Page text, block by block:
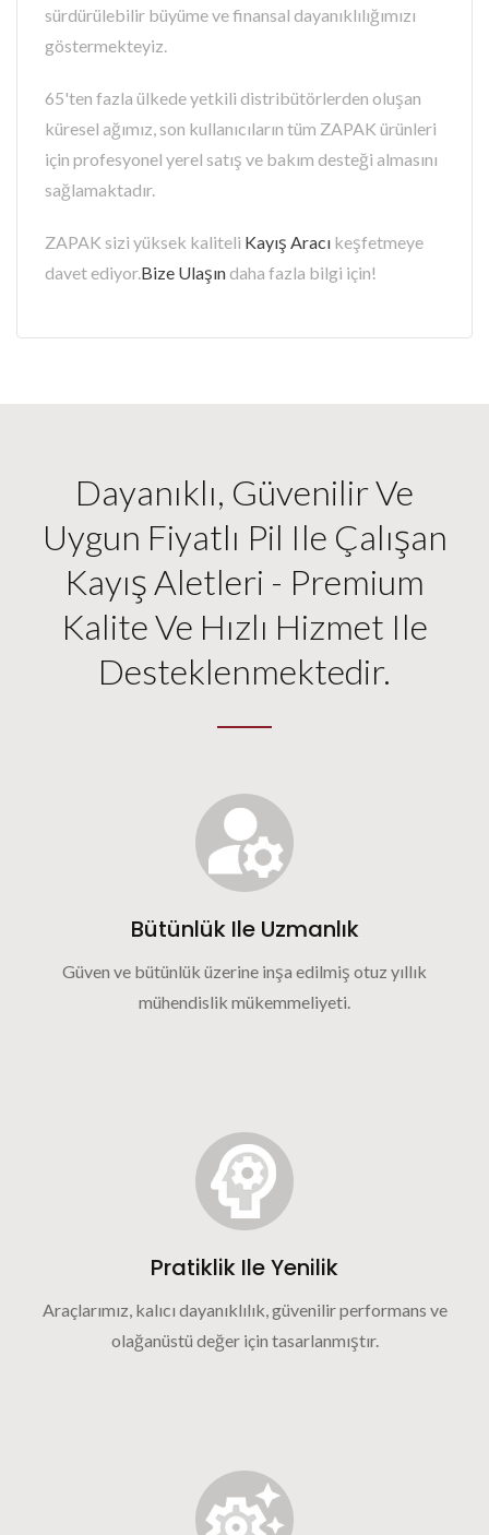
sürdürülebilir büyüme ve finansal dayanıklılığımızı
göstermekteyiz.
65'ten fazla ülkede yetkili distribütörlerden oluşan
küresel ağımız, son kullanıcıların tüm ZAPAK ürünleri
için profesyonel yerel satış ve bakım desteği almasını
sağlamaktadır.
ZAPAK sizi yüksek kaliteli Kayış Aracı keşfetmeye
davet ediyor.Bize Ulaşındaha fazla bilgi için!
Dayanıklı, Güvenilir Ve
Uygun Fiyatlı Pil Ile Çalışan
Kayış Aletleri - Premium
Kalite Ve Hızlı Hizmet Ile
Desteklenmektedir.
Bütünlük Ile Uzmanlık
Güven ve bütünlük üzerine inşa edilmiş otuz yıllık
mühendislik mükemmeliyeti.
Pratiklik Ile Yenilik
Araçlarımız, kalıcı dayanıklılık, güvenilir performans ve
olağanüstü değer için tasarlanmıştır.